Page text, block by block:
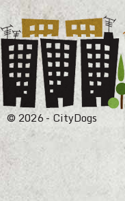
© 2026 - CityDogs